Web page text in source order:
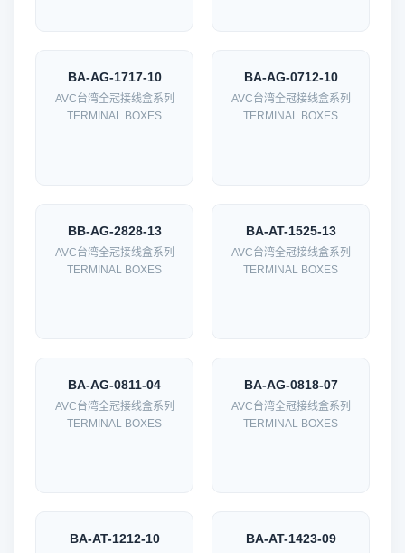
BA-AG-1717-10
AVC台湾全冠接线盒系列
TERMINAL BOXES
BA-AG-0712-10
AVC台湾全冠接线盒系列
TERMINAL BOXES
BB-AG-2828-13
AVC台湾全冠接线盒系列
TERMINAL BOXES
BA-AT-1525-13
AVC台湾全冠接线盒系列
TERMINAL BOXES
BA-AG-0811-04
AVC台湾全冠接线盒系列
TERMINAL BOXES
BA-AG-0818-07
AVC台湾全冠接线盒系列
TERMINAL BOXES
BA-AT-1212-10 BA-AT-1423-09